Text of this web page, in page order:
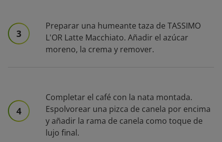
3
Preparar una humeante taza de TASSIMO
L'OR Latte Macchiato. Añadir el azúcar
moreno, la crema y remover.
4
Completar el café con la nata montada.
Espolvorear una pizca de canela por encima
y añadir la rama de canela como toque de
lujo final.